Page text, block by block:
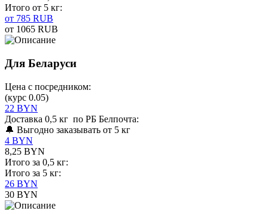
Итого от 5 кг:
от 785 RUB
от 1065 RUB
Для Беларуси
Цена с посредником:
(курс 0.05)
22 BYN
Доставка 0,5 кг по РБ Белпочта:
🔔 Выгодно заказывать от 5 кг
4 BYN
8,25 BYN
Итого за 0,5 кг:
Итого за 5 кг:
26 BYN
30 BYN